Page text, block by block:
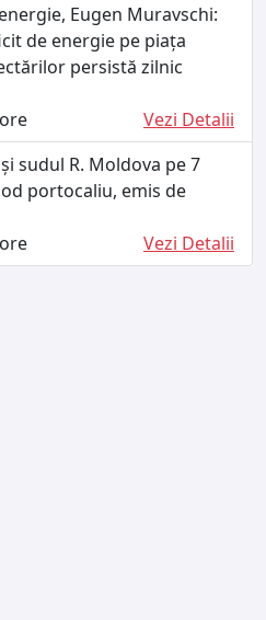
Eugen Muravschi:
de energie pe piața
persistă zilnic
Vezi Detalii
sudul R. Moldova pe 7
portocaliu, emis de
Vezi Detalii